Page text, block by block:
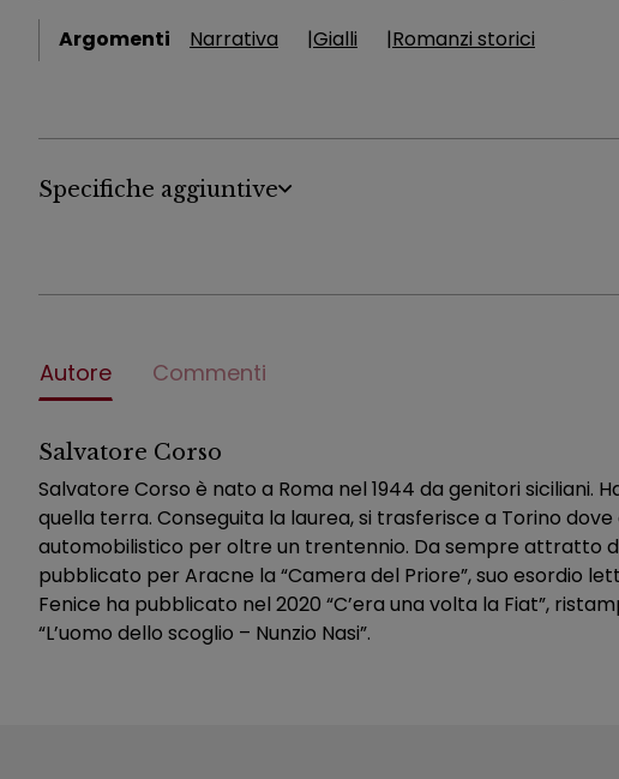
Argomenti Narrativa Gialli Romanzi storici
Specifiche aggiuntive
Autore Commenti
Salvatore Corso
Salvatore Corso è nato a Roma nel 1944 da genitori siciliani.
quella terra. Conseguita la laurea, si trasferisce a Torino
automobilistico per oltre un trentennio. Da sempre attratto
pubblicato per Aracne la “Camera del Priore”, suo esordio
Fenice ha pubblicato nel 2020 “C’era una volta la Fiat”,
“L’uomo dello scoglio – Nunzio Nasi”.